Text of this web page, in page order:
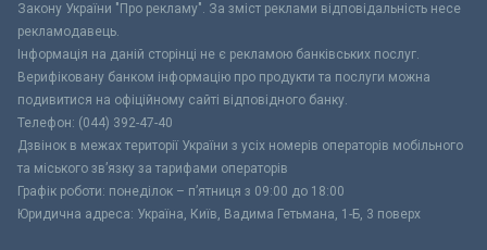
Закону України "Про рекламу". За зміст реклами відповідальність несе
рекламодавець.
Інформація на даній сторінці не є рекламою банківських послуг.
Верифіковану банком інформацію про продукти та послуги можна
подивитися на офіційному сайті відповідного банку.
Телефон: (044) 392-47-40
Дзвінок в межах території України з усіх номерів операторів мобільного
та міського зв’язку за тарифами операторів
Графік роботи: понеділок – п’ятниця з 09:00 до 18:00
Юридична адреса: Україна, Київ, Вадима Гетьмана, 1-Б, 3 поверх